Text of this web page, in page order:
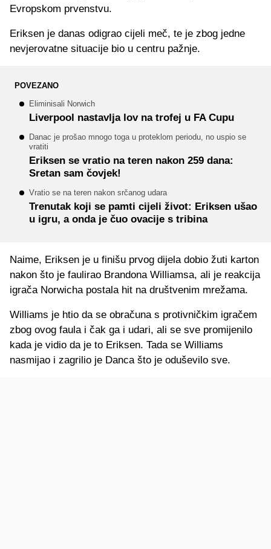
Evropskom prvenstvu.
Eriksen je danas odigrao cijeli meč, te je zbog jedne
nevjerovatne situacije bio u centru pažnje.
POVEZANO
Eliminisali Norwich
Liverpool nastavlja lov na trofej u FA Cupu
Danac je prošao mnogo toga u proteklom periodu, no uspio se
vratiti
Eriksen se vratio na teren nakon 259 dana:
Sretan sam čovjek!
Vratio se na teren nakon srčanog udara
Trenutak koji se pamti cijeli život: Eriksen ušao
u igru, a onda je čuo ovacije s tribina
Naime, Eriksen je u finišu prvog dijela dobio žuti karton
nakon što je faulirao Brandona Williamsa, ali je reakcija
igrača Norwicha postala hit na društvenim mrežama.
Williams je htio da se obračuna s protivničkim igračem
zbog ovog faula i čak ga i udari, ali se sve promijenilo
kada je vidio da je to Eriksen. Tada se Williams
nasmijao i zagrilio je Danca što je oduševilo sve.